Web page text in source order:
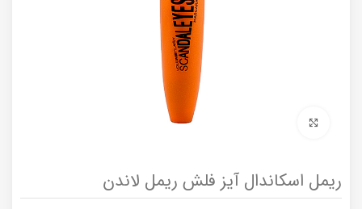
برای بزرگنمایی کلیک کنید
ریمل اسکاندال آیز فلش ریمل لاندن